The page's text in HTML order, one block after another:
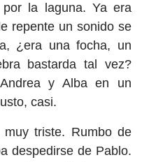
la laguna. Ya era
repente un sonido se
¿era una focha, un
bastarda tal vez?
y Alba en un
casi.
triste. Rumbo de
despedirse de Pablo.